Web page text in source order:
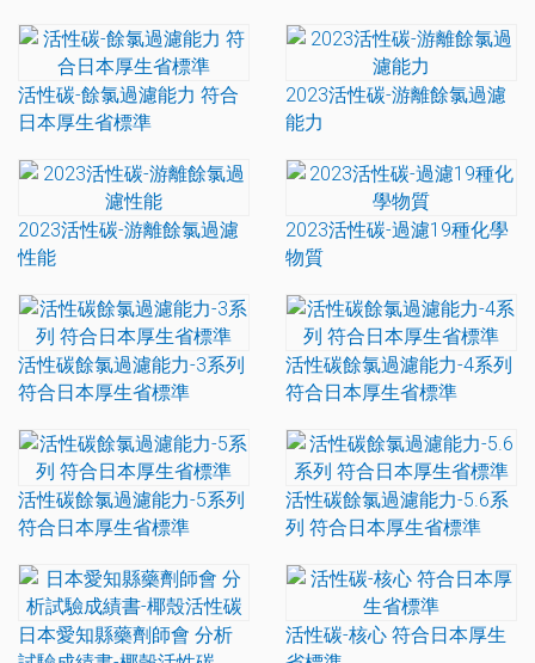
活性碳-餘氯過濾能力 符合
日本厚生省標準
2023活性碳-游離餘氯過濾
能力
2023活性碳-游離餘氯過濾
性能
2023活性碳-過濾19種化學
物質
活性碳餘氯過濾能力-3系列
符合日本厚生省標準
活性碳餘氯過濾能力-4系列
符合日本厚生省標準
活性碳餘氯過濾能力-5系列
符合日本厚生省標準
活性碳餘氯過濾能力-5.6系
列 符合日本厚生省標準
日本愛知縣藥劑師會 分析
活性碳-核心 符合日本厚生